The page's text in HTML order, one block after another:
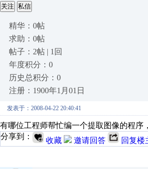
关注 私信
精华：0帖
求助：0帖
帖子：2帖 | 1回
年度积分：0
历史总积分：0
注册：1900年1月01日
发表于：2008-04-22 20:40:41
有哪位工程师帮忙编一个提取图像的程
分享到：
收藏 邀请回答 回复楼